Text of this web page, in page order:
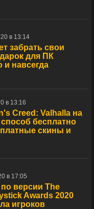
в 13:14
забрать свои
для ПК
и навсегда
в 13:16
Creed: Valhalla на
бесплатно
скины и
в 17:05
по версии The
Awards 2020
игроков